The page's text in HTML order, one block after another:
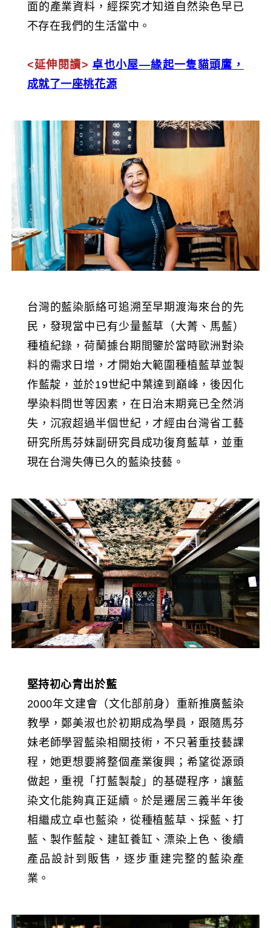
面的產業資料，經探究才知道自然染色早已
不存在我們的生活當中。
<延伸閱讀> 卓也小屋—緣起一隻貓頭鷹，
成就了一座桃花源
台灣的藍染脈絡可追溯至早期渡海來台的先
民，發現當中已有少量藍草（大菁、馬藍）
種植紀錄，荷蘭據台期間鑒於當時歐洲對染
料的需求日增，才開始大範圍種植藍草並製
作藍靛，並於19世紀中葉達到巔峰，後因化
學染料問世等因素，在日治末期竟已全然消
失，沉寂超過半個世紀，才經由台灣省工藝
研究所馬芬妹副研究員成功復育藍草，並重
現在台灣失傳已久的藍染技藝。
堅持初心青出於藍
2000年文建會（文化部前身）重新推廣藍染
教學，鄭美淑也於初期成為學員，跟隨馬芬
妹老師學習藍染相關技術，不只著重技藝課
程，她更想要將整個產業復興；希望從源頭
做起，重視「打藍製靛」的基礎程序，讓藍
染文化能夠真正延續。於是遷居三義半年後
相繼成立卓也藍染，從種植藍草、採藍、打
藍、製作藍靛、建缸養缸、漂染上色、後續
產品設計到販售，逐步重建完整的藍染產
業。